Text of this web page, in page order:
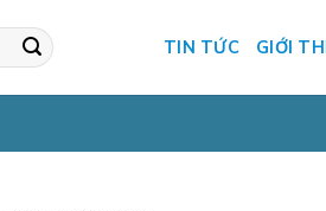
TIN TỨC GIỚI